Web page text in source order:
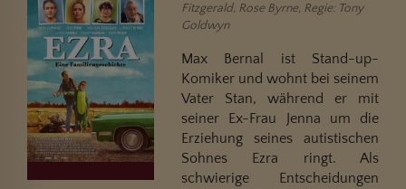
Fitzgerald, Rose Byrne, Regie: Tony
Goldwyn
Max Bernal ist Stand-up-
Komiker und wohnt bei seinem
Vater Stan, während er mit
seiner Ex-Frau Jenna um die
Erziehung seines autistischen
Sohnes Ezra ringt. Als
schwierige Entscheidungen